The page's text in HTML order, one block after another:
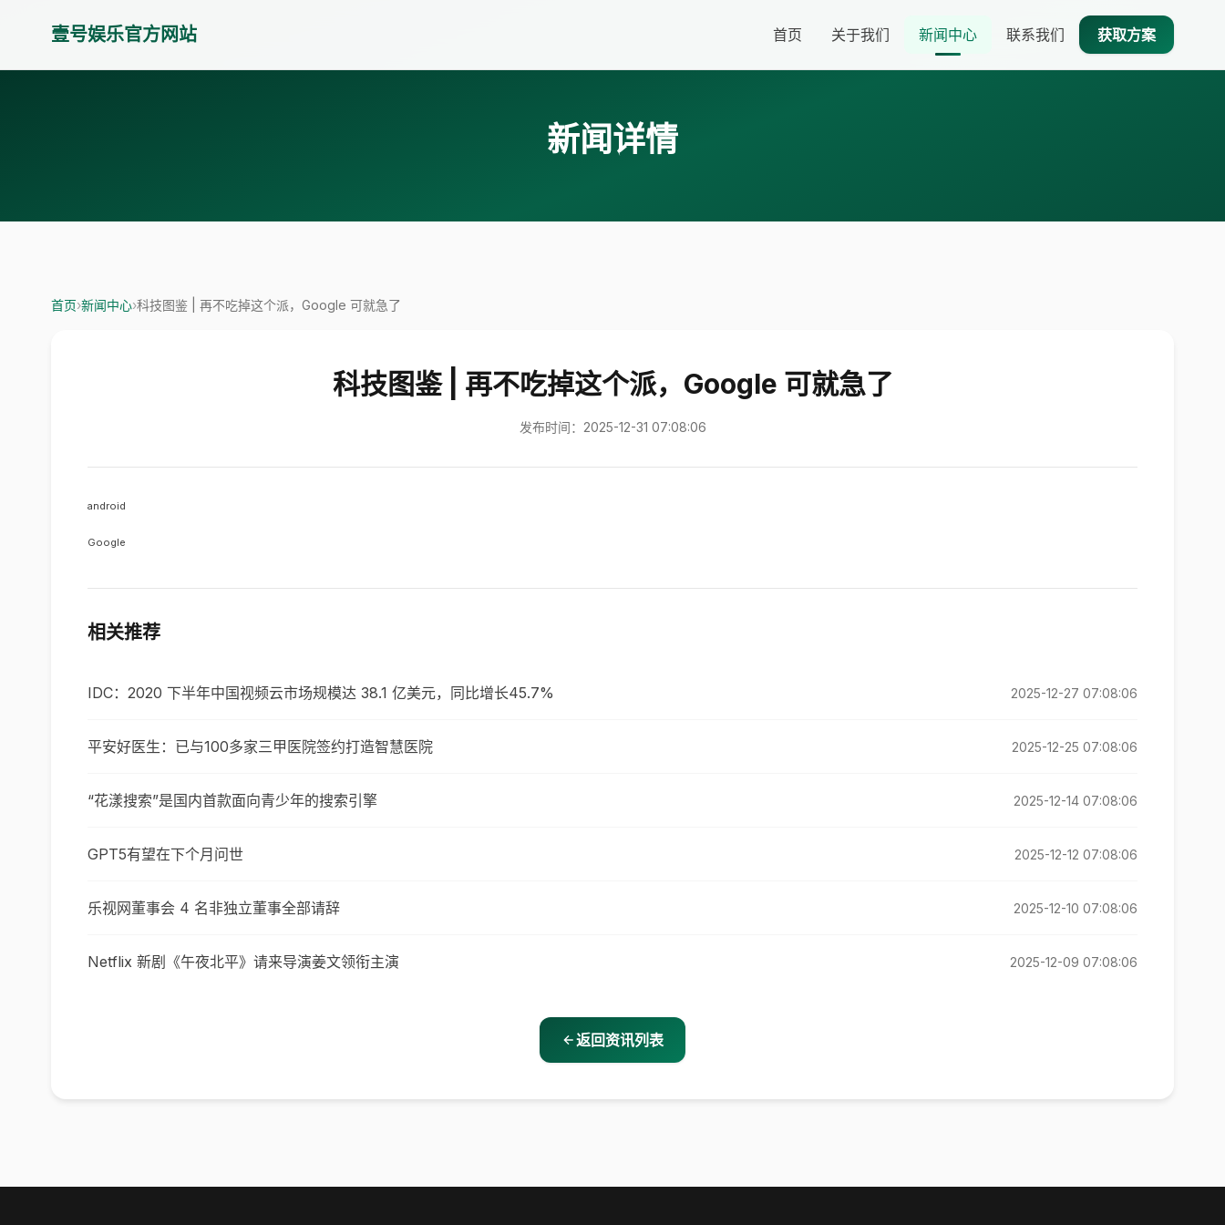
壹号娱乐官方网站 首页 关于我们 新闻中心 联系我们 获取方案
新闻详情
首页›新闻中心›科技图鉴 | 再不吃掉这个派，Google 可就急了
科技图鉴 | 再不吃掉这个派，Google 可就急了
发布时间：2025-12-31 07:08:06
android
Google
相关推荐
IDC：2020 下半年中国视频云市场规模达 38.1 亿美元，同比增长45.7% 2025-12-27 07:08:06
平安好医生：已与100多家三甲医院签约打造智慧医院 2025-12-25 07:08:06
“花漾搜索”是国内首款面向青少年的搜索引擎 2025-12-14 07:08:06
GPT5有望在下个月问世 2025-12-12 07:08:06
乐视网董事会 4 名非独立董事全部请辞 2025-12-10 07:08:06
Netflix 新剧《午夜北平》请来导演姜文领衔主演 2025-12-09 07:08:06
返回资讯列表